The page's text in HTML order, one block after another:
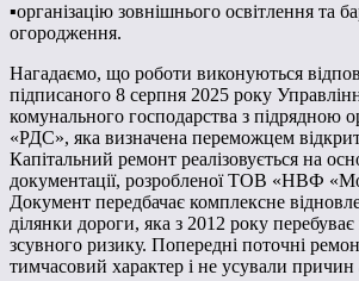
▪️організацію зовнішнього освітлення та
огородження.
Нагадаємо, що роботи виконуються
підписаного 8 серпня 2025 року
комунального господарства з підрядною
«РДС», яка визначена переможцем
Капітальний ремонт реалізовується на
документації, розробленої ТОВ «НВФ
Документ передбачає комплексне
ділянки дороги, яка з 2012 року
зсувного ризику. Попередні поточні
тимчасовий характер і не усували причин